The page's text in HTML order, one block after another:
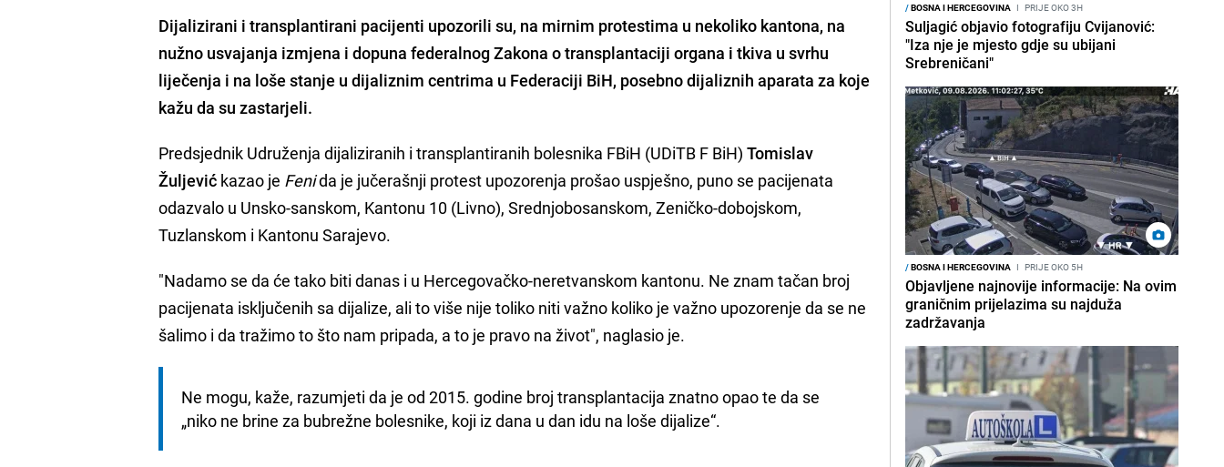
Dijalizirani i transplantirani pacijenti upozorili su, na mirnim protestima u nekoliko kantona, na
nužno usvajanja izmjena i dopuna federalnog Zakona o transplantaciji organa i tkiva u svrhu
liječenja i na loše stanje u dijaliznim centrima u Federaciji BiH, posebno dijaliznih aparata za koje
kažu da su zastarjeli.
Predsjednik Udruženja dijaliziranih i transplantiranih bolesnika FBiH (UDiTB F BiH)Tomislav
Žuljević kazao je Fenida je jučerašnji protest upozorenja prošao uspješno, puno se pacijenata
odazvalo u Unsko-sanskom, Kantonu 10 (Livno), Srednjobosanskom, Zeničko-dobojskom,
Tuzlanskom i Kantonu Sarajevo.
"Nadamo se da će tako biti danas i u Hercegovačko-neretvanskom kantonu. Ne znam tačan broj
pacijenata isključenih sa dijalize, ali to više nije toliko niti važno koliko je važno upozorenje da se ne
šalimo i da tražimo to što nam pripada, a to je pravo na život", naglasio je.
Ne mogu, kaže, razumjeti da je od 2015. godine broj transplantacija znatno opao te da se
„niko ne brine za bubrežne bolesnike, koji iz dana u dan idu na loše dijalize“.
/BOSNA I HERCEGOVINA I PRIJE OKO 3H
Suljagić objavio fotografiju Cvijanović:
"Iza nje je mjesto gdje su ubijani
Srebreničani"
/BOSNA I HERCEGOVINA I PRIJE OKO 5H
Objavljene najnovije informacije: Na ovim
graničnim prijelazima su najduža
zadržavanja